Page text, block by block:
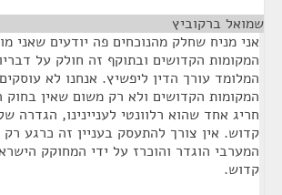
שמואל ברקוביץ
אני מניח שחלק מהנוכחים פה יודעים שאני
המקומות הקדושים ובתוקף זה חולק על
המלומד עורך הדין ליפשיץ. אנחנו לא
המקומות הקדושים ולא רק משום שאין
חריג אחד שהוא רלוונטי לעניינינו, הגדרה
קדוש. אין צורך להתעסק בעניין זה כרגע
המערבי הוגדר והוכרז על ידי המחוקק
קדוש.